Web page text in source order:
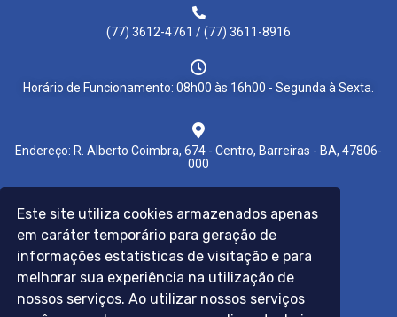
Este site utiliza cookies armazenados apenas
em caráter temporário para geração de
informações estatísticas de visitação e para
melhorar sua experiência na utilização de
nossos serviços. Ao utilizar nossos serviços
(77) 3612-4761 / (77) 3611-8916
Horário de Funcionamento: 08h00 às 16h00 - Segunda à Sexta.
Endereço: R. Alberto Coimbra, 674 - Centro, Barreiras - BA, 47806-
000
Links úteis:
Colegio Notarial do Brasil
E-notariado
Prefeitura de Barreiras
Censec
Receita Federal
Tribunal de Justiça do Estado da Bahia